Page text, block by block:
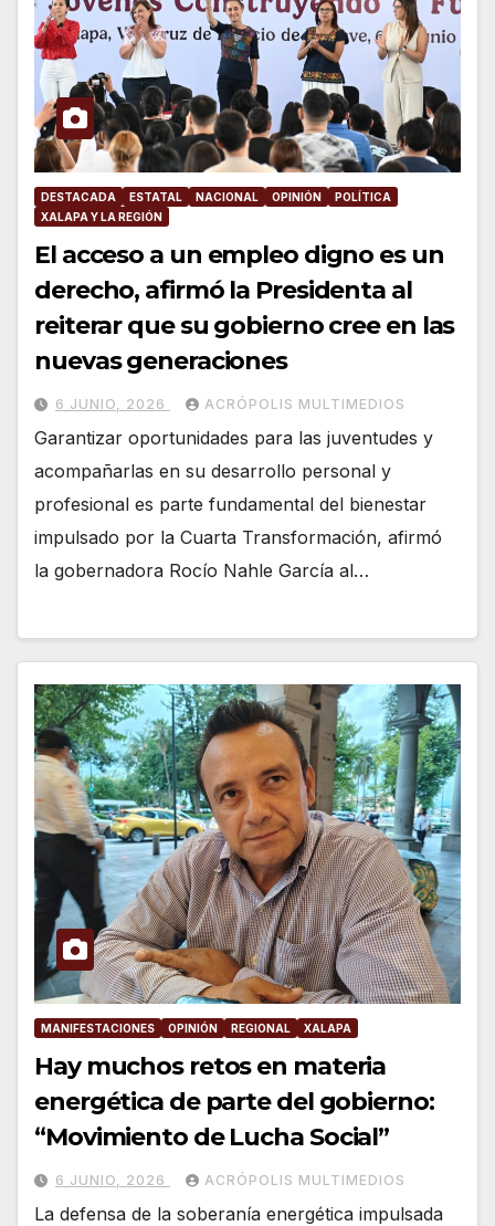
DESTACADA ESTATAL NACIONAL OPINIÓN
POLÍTICA
XALAPA Y LA REGIÓN
El acceso a un empleo digno es un
derecho, afirmó la Presidenta al
reiterar que su gobierno cree en las
nuevas generaciones
6 JUNIO, 2026 ACRÓPOLIS MULTIMEDIOS
Garantizar oportunidades para las juventudes y
acompañarlas en su desarrollo personal y
profesional es parte fundamental del bienestar
impulsado por la Cuarta Transformación, afirmó
la gobernadora Rocío Nahle García al…
MANIFESTACIONES OPINIÓN REGIONAL XALAPA
Hay muchos retos en materia
energética de parte del gobierno:
“Movimiento de Lucha Social”
6 JUNIO, 2026 ACRÓPOLIS MULTIMEDIOS
La defensa de la soberanía energética impulsada